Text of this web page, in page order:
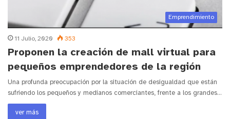
Emprendimiento
11 Julio, 2020 353
Proponen la creación de mall virtual para
pequeños emprendedores de la región
Una profunda preocupación por la situación de desigualdad que están
sufriendo los pequeños y medianos comerciantes, frente a los grandes…
ver más